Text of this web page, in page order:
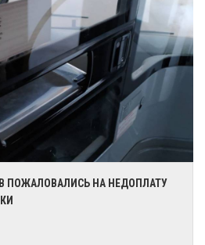
ПОЖАЛОВАЛИСЬ НА НЕДОПЛАТУ